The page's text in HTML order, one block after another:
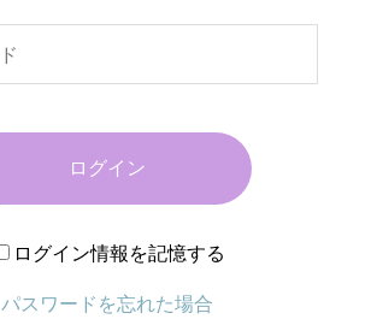
ログイン
ログイン情報を記憶する
パスワードを忘れた場合